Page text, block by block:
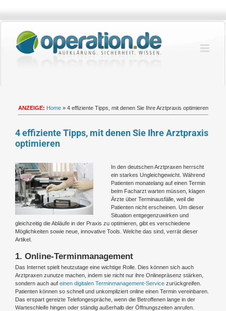
springen
ANZEIGE: Home» 4 effiziente Tipps, mit denen Sie Ihre Arztpraxis optimieren
4 effiziente Tipps, mit denen Sie Ihre Arztpraxis
optimieren
Zeige
grösseres
Bild
In den deutschen Arztpraxen herrscht
ein starkes Ungleichgewicht. Während
Patienten monatelang auf einen Termin
beim Facharzt warten müssen, klagen
Ärzte über Terminausfälle, weil die
Patienten nicht erscheinen. Um dieser
Situation entgegenzuwirken und
gleichzeitig die Abläufe in der Praxis zu optimieren, gibt es verschiedene
Möglichkeiten sowie neue, innovative Tools. Welche das sind, verrät dieser
Artikel.
1. Online-Terminmanagement
Das Internet spielt heutzutage eine wichtige Rolle. Dies können sich auch
Arztpraxen zunutze machen, indem sie nicht nur ihre Onlinepräsenz stärken,
sondern auch auf einen digitalen Terminmanagement-Service zurückgreifen.
Patienten können so schnell und unkompliziert online einen Termin vereinbaren.
Das erspart gereizte Telefongespräche, wenn die Betroffenen lange in der
Warteschleife hingen oder ständig außerhalb der Öffnungszeiten anrufen.